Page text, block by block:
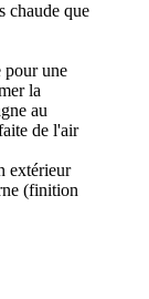
chaude que
pour une
la
au
de l'air
extérieur
(finition